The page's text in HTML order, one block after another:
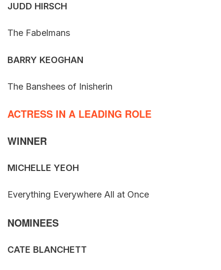
JUDD HIRSCH
The Fabelmans
BARRY KEOGHAN
The Banshees of Inisherin
ACTRESS IN A LEADING ROLE
WINNER
MICHELLE YEOH
Everything Everywhere All at Once
NOMINEES
CATE BLANCHETT